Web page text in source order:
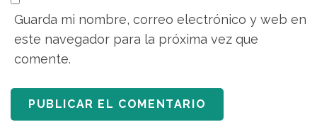
Guarda mi nombre, correo electrónico y web en
este navegador para la próxima vez que
comente.